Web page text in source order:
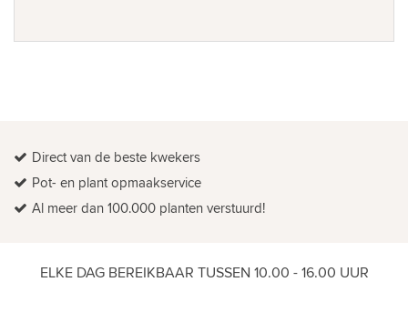
Direct van de beste kwekers
Pot- en plant opmaakservice
Al meer dan 100.000 planten verstuurd!
ELKE DAG BEREIKBAAR TUSSEN 10.00 - 16.00 UUR